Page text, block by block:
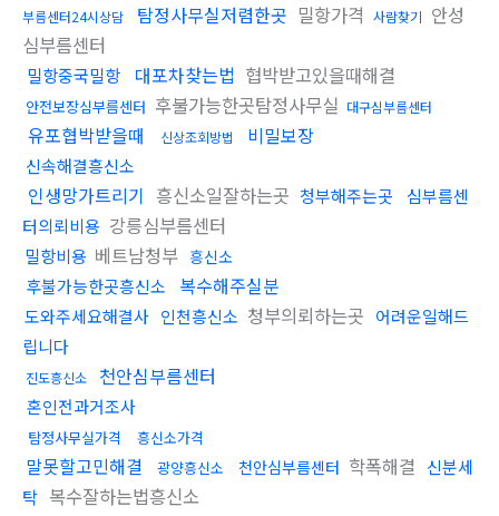
부름센터24시상담
탐정사무실저렴한곳 밀항가격 사람찾기 안성
심부름센터
밀항중국밀항 대포차찾는법 협박받고있을때해결
안전보장심부름센터 후불가능한곳탐정사무실 대구심부름센터
유포협박받을때 신상조회방법 비밀보장
신속해결흥신소
인생망가트리기 흥신소일잘하는곳 청부해주는곳
심부름센
터의뢰비용 강릉심부름센터
밀항비용 베트남청부 흥신소
후불가능한곳흥신소 복수해주실분
도와주세요해결사 인천흥신소 청부의뢰하는곳 어려운일해드
립니다
진도흥신소 천안심부름센터
혼인전과거조사
탐정사무실가격 흥신소가격
말못할고민해결 광양흥신소 천안심부름센터 학폭해결 신분세
탁 복수잘하는법흥신소